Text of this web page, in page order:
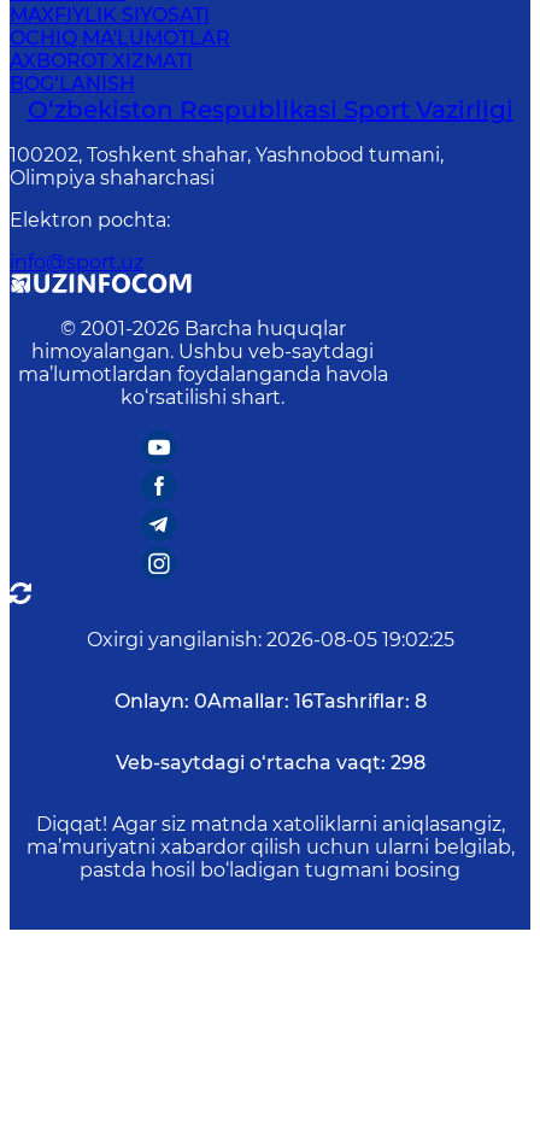
MAXFIYLIK SIYOSATI
OCHIQ MA'LUMOTLAR
AXBOROT XIZMATI
BOG‘LANISH
O‘zbekiston Respublikasi Sport Vazirligi
100202, Toshkent shahar, Yashnobod tumani,
Olimpiya shaharchasi
Elektron pochta:
info@sport.uz
© 2001-2026 Barcha huquqlar
himoyalangan. Ushbu veb-saytdagi
ma’lumotlardan foydalanganda havola
ko‘rsatilishi shart.
Oxirgi yangilanish: 2026-08-05 19:02:25
Onlayn: 0Amallar: 16Tashriflar: 8
Veb-saytdagi o‘rtacha vaqt: 298
Diqqat! Agar siz matnda xatoliklarni aniqlasangiz,
ma’muriyatni xabardor qilish uchun ularni belgilab,
pastda hosil bo‘ladigan tugmani bosing